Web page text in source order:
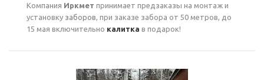
Компания Иркмет принимает предзаказы на монтаж и
установку заборов, при заказе забора от 50 метров, до
15 мая включительно калитка в подарок!